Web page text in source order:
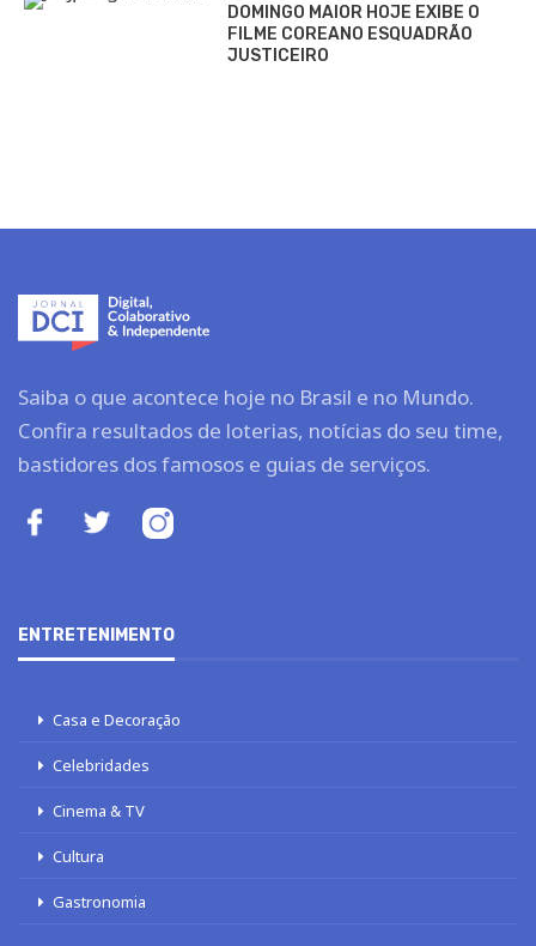
DOMINGO MAIOR HOJE EXIBE O
FILME COREANO ESQUADRÃO
JUSTICEIRO
Saiba o que acontece hoje no Brasil e no Mundo.
Confira resultados de loterias, notícias do seu time,
bastidores dos famosos e guias de serviços.
ENTRETENIMENTO
Casa e Decoração
Celebridades
Cinema & TV
Cultura
Gastronomia